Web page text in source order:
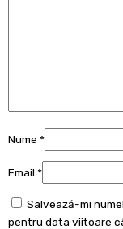
Nume *
Email *
Salvează-mi
pentru data viitoare